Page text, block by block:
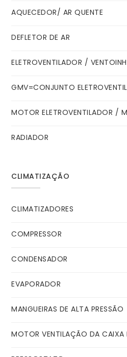
AQUECEDOR/ AR QUENTE
DEFLETOR DE AR
ELETROVENTILADOR /
GMV=CONJUNTO
MOTOR ELETROVENTILADOR /
RADIADOR
CLIMATIZAÇÃO
CLIMATIZADORES
COMPRESSOR
CONDENSADOR
EVAPORADOR
MANGUEIRAS DE ALTA PRESSÃO
MOTOR VENTILAÇÃO DA CAIXA